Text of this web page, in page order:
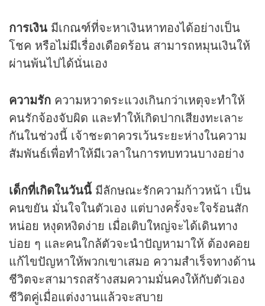
การเงิน มีเกณฑ์ที่จะหาเงินหาทองได้อย่างเป็น
โชค หรือไม่มีเรื่องเดือดร้อน สามารถหมุนเงินให้
ผ่านพ้นไปได้นั่นเอง
ความรัก ความหวาดระแวงเกินกว่าเหตุจะทำให้
คนรักจ้องจับผิด และทำให้เกิดปากเสียงทะเลาะ
กันในช่วงนี้ เจ้าชะตาควรเว้นระยะห่างในความ
สัมพันธ์เพื่อทำให้มีเวลาในการทบทวนบางอย่าง
เด็กที่เกิดในวันนี้ มีลักษณะรักความก้าวหน้า เป็น
คนขยัน มั่นใจในตัวเอง แต่บางครั้งจะใจร้อนสัก
หน่อย หงุดหงิดง่าย เมื่อเติบใหญ่จะได้เดินทาง
บ่อย ๆ และคนใกล้ตัวจะนำปัญหามาให้ ต้องคอย
แก้ไขปัญหาให้พวกเขาเสมอ ความสำเร็จทางด้าน
ชีวิตจะสามารถสร้างสมความมั่นคงให้กับตัวเอง
ชีวิตคู่เมื่อแต่งงานแล้วจะสบาย